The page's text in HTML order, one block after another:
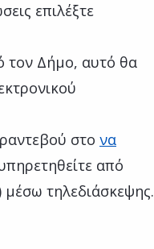
επιλέξτε
τον Δήμο, αυτό θα
στο να
από
τηλεδιάσκεψης.